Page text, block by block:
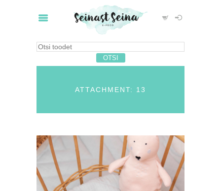
ATTACHMENT: 13